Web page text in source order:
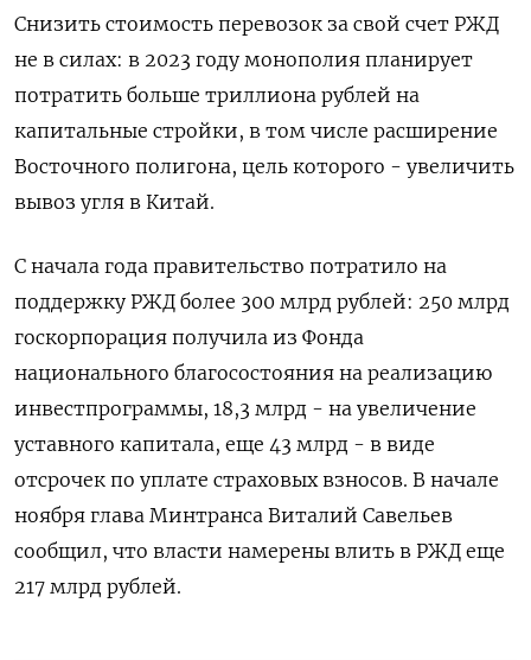
Снизить стоимость перевозок за свой счет РЖД
не в силах: в 2023 году монополия планирует
потратить больше триллиона рублей на
капитальные стройки, в том числе расширение
Восточного полигона, цель которого - увеличить
вывоз угля в Китай.
С начала года правительство потратило на
поддержку РЖД более 300 млрд рублей: 250 млрд
госкорпорация получила из Фонда
национального благосостояния на реализацию
инвестпрограммы, 18,3 млрд - на увеличение
уставного капитала, еще 43 млрд - в виде
отсрочек по уплате страховых взносов. В начале
ноября глава Минтранса Виталий Савельев
сообщил, что власти намерены влить в РЖД еще
217 млрд рублей.